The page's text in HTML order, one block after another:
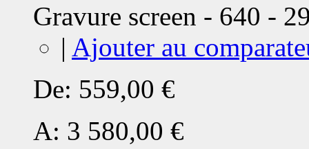
Gravure screen - 640 -
| Ajouter au
De: 559,00 €
A: 3 580,00 €